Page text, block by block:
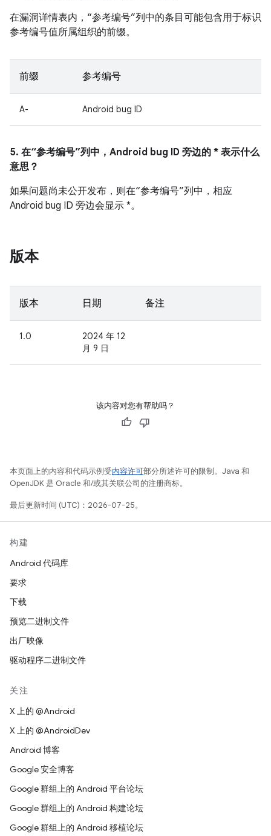
在漏洞详情表内，“参考编号”列中的条目可能包含用于标识
参考编号值所属组织的前缀。
前缀 参考编号
A- Android bug ID
5. 在“参考编号”列中，Android bug ID 旁边的 * 表示什么
意思？
如果问题尚未公开发布，则在“参考编号”列中，相应
Android bug ID 旁边会显示 *。
版本
版本 日期 备注
1.0
2024 年 12
月 9 日
该内容对您有帮助吗？
本页面上的内容和代码示例受内容许可部分所述许可的限制。Java 和
OpenJDK 是 Oracle 和/或其关联公司的注册商标。
最后更新时间 (UTC)：2026-07-25。
构建
Android 代码库
要求
下载
预览二进制文件
出厂映像
驱动程序二进制文件
关注
X 上的 @Android
X 上的 @AndroidDev
Android 博客
Google 安全博客
Google 群组上的 Android 平台论坛
Google 群组上的 Android 构建论坛
Google 群组上的 Android 移植论坛